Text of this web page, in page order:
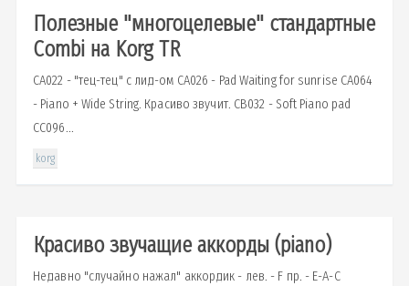
Полезные "многоцелевые" стандартные
Combi на Korg TR
CA022 - "тец-тец" с лид-ом CA026 - Pad Waiting for sunrise CA064
- Piano + Wide String. Красиво звучит. CB032 - Soft Piano pad
CC096...
korg
Красиво звучащие аккорды (piano)
Недавно "случайно нажал" аккордик - лев. - F пр. - E-A-C